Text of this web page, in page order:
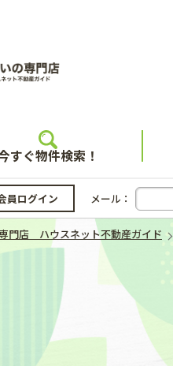
すぐ物件検索！
員ログイン メール：
門店 ハウスネット不動産ガイド